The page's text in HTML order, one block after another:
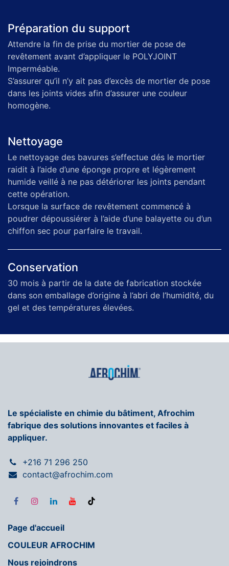
Préparation du support
Attendre la fin de prise du mortier de pose de
revêtement avant d’appliquer le POLYJOINT
Imperméable.
S’assurer qu’il n’y ait pas d’excès de mortier de pose
dans les joints vides afin d’assurer une couleur
homogène.
Nettoyage
Le nettoyage des bavures s’effectue dés le mortier
raidit à l’aide d’une éponge propre et légèrement
humide veillé à ne pas détériorer les joints pendant
cette opération.
Lorsque la surface de revêtement commencé à
poudrer dépoussiérer à l’aide d’une balayette ou d’un
chiffon sec pour parfaire le travail.
Conservation
30 mois à partir de la date de fabrication stockée
dans son emballage d’origine à l’abri de l’humidité, du
gel et des températures élevées.
Le spécialiste en chimie du bâtiment, Afrochim
fabrique des solutions innovantes et faciles à
appliquer.
+216 71 296 250
contact@afrochim.com
Page d'accueil
COULEUR AFROCHIM
Nous rejoindrons